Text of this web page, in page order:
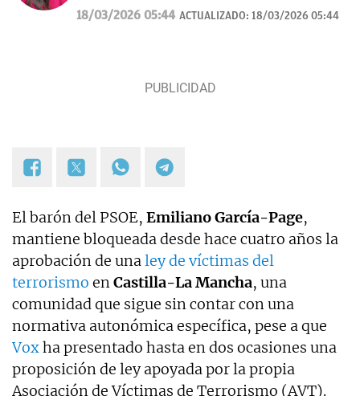
columna semanal 'Entre Pitones'. En 2025, fui
corresponsal en la Ciudad del Vaticano durante el
Zaragoza) y máster en Filosofía y Culturas
18/03/2026 05:44 ACTUALIZADO: 18/03/2026 05:44
El barón del PSOE, Emiliano García-Page,
mantiene bloqueada desde hace cuatro años la
aprobación de unaley de víctimas del
terrorismo enCastilla-La Mancha, una
comunidad que sigue sin contar con una
normativa autonómica específica, pese a que
Voxha presentado hasta en dos ocasiones una
proposición de ley apoyada por la propia
Asociación de Víctimas de Terrorismo (AVT).